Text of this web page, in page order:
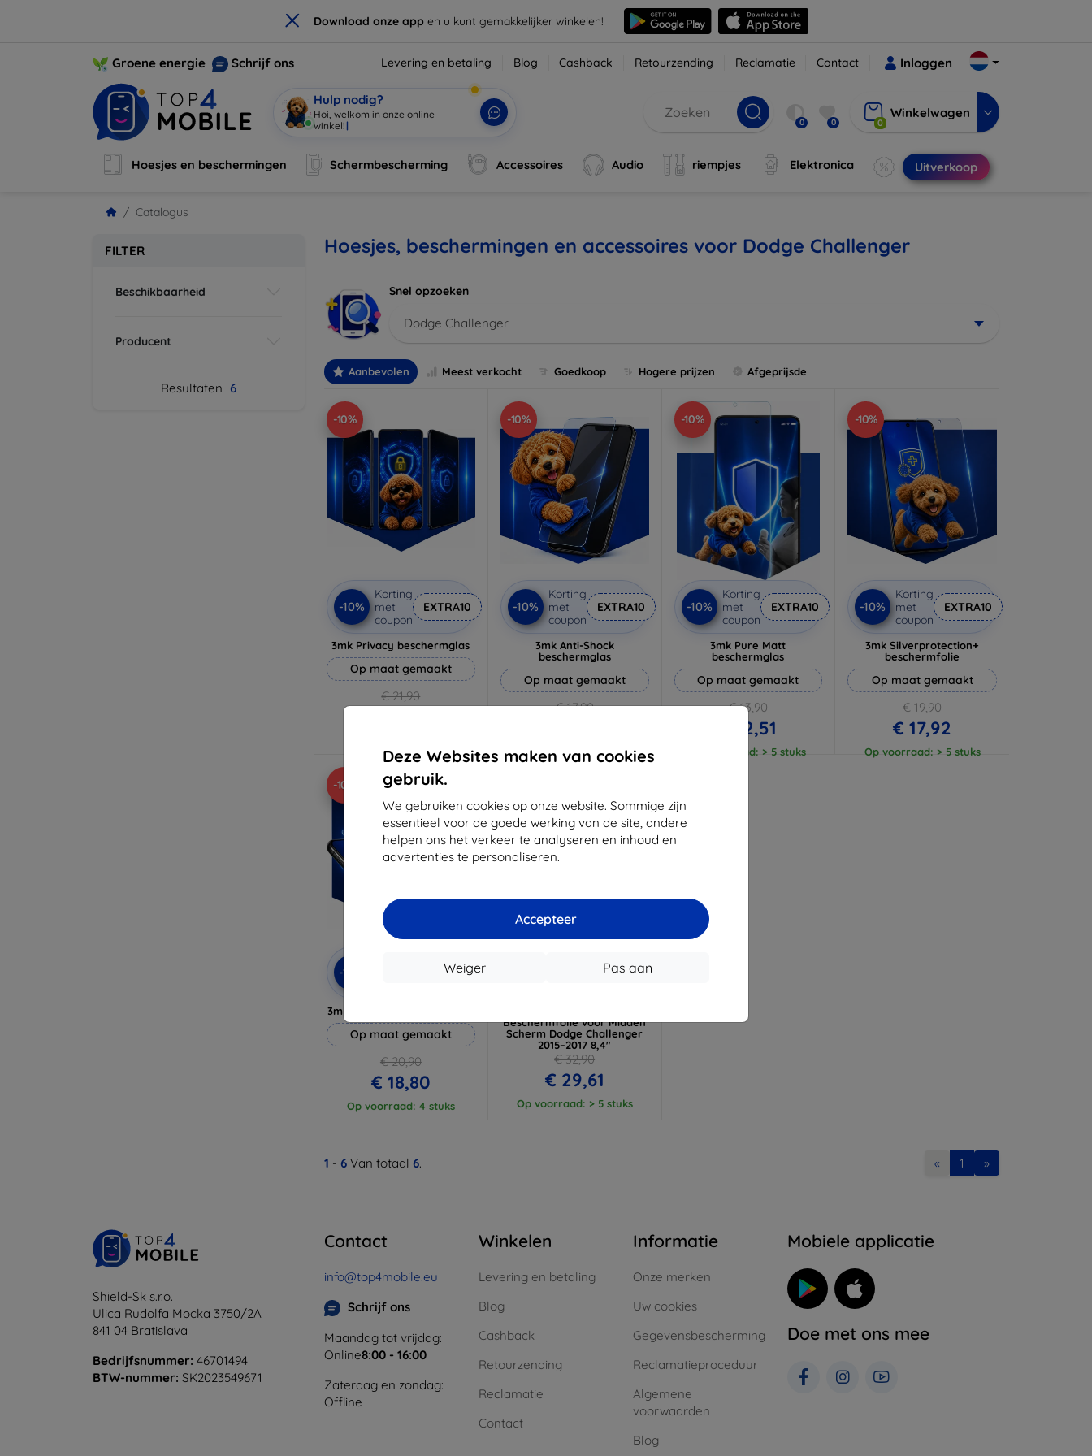
× Download onze app en u kunt gemakkelijker winkelen!
Deze Websites maken van cookies
gebruik.
We gebruiken cookies op onze website. Sommige zijn
essentieel voor de goede werking van de site, andere
helpen ons het verkeer te analyseren en inhoud en
advertenties te personaliseren.
Accepteer
Pas aan
Weiger
Groene energie Schrijf ons Levering en betaling Blog Cashback Retourzending Reclamatie Contact Inloggen
Hulp nodig?
Hoi, welkom in onze online wi 0 0 0
Winkelwagen
Hoesjes en beschermingen Schermbescherming Accessoires Audio riempjes Elektronica Uitverkoop
Catalogus
FILTER
Beschikbaarheid
Producent
Resultaten 6
Hoesjes, beschermingen en accessoires voor Dodge Challenger
Snel opzoeken
Dodge Challenger
Aanbevolen Meest verkocht Goedkoop Hogere prijzen Afgeprijsde
-10%
-10%
Korting
met
coupon
EXTRA10
3mk Privacy beschermglas
Op maat gemaakt
€ 21,90
-10%
-10%
Korting
met
coupon
EXTRA10
3mk Anti-Shock
beschermglas
Op maat gemaakt
€ 17,90
Op voorraad: > 5 stuks
-10%
-10%
Korting
met
coupon
EXTRA10
3mk Pure Matt
beschermglas
Op maat gemaakt
€ 13,90
€ 12,51
Op voorraad: > 5 stuks
-10%
-10%
Korting
met
coupon
EXTRA10
3mk Silverprotection+
beschermfolie
Op maat gemaakt
€ 19,90
€ 17,92
Op voorraad: > 5 stuks
-10%
-10% EXTRA10
3mk Hammer beschermfolie
Op maat gemaakt
€ 20,90
€ 18,80
Op voorraad: 4 stuks
EXTRA10
Beschermfolie voor Midden
Scherm Dodge Challenger
2015–2017 8,4"
€ 32,90
€ 29,61
Op voorraad: > 5 stuks
1 - 6 Van totaal 6. « 1 »
Shield-Sk s.r.o.
Ulica Rudolfa Mocka 3750/2A
841 04 Bratislava
Bedrijfsnummer: 46701494
BTW-nummer: SK2023549671
Contact
info@top4mobile.eu
Schrijf ons
Maandag tot vrijdag:
Online8:00 - 16:00
Zaterdag en zondag:
Offline
Winkelen
Levering en betaling
Blog
Cashback
Retourzending
Reclamatie
Contact
Informatie
Onze merken
Uw cookies
Gegevensbescherming
Reclamatieproceduur
Algemene
voorwaarden
Blog
Mobiele applicatie
Doe met ons mee